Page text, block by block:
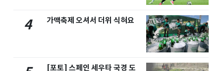
4 가맥축제 오셔서 더위 식혀요
[포토] 스페인 세우타 국경 도